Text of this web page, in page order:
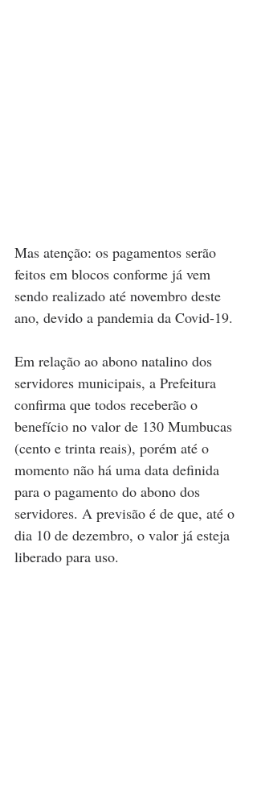
Mas atenção: os pagamentos serão
feitos em blocos conforme já vem
sendo realizado até novembro deste
ano, devido a pandemia da Covid-19.
Em relação ao abono natalino dos
servidores municipais, a Prefeitura
confirma que todos receberão o
benefício no valor de 130 Mumbucas
(cento e trinta reais), porém até o
momento não há uma data definida
para o pagamento do abono dos
servidores. A previsão é de que, até o
dia 10 de dezembro, o valor já esteja
liberado para uso.